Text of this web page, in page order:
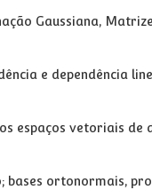
Gaussiana,
e dependência
espaços vetoriais de
ortonormais,